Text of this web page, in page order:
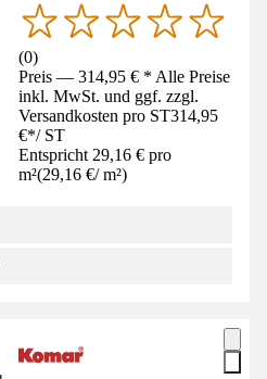
(0)
Preis — 314,95 € * Alle Preise
inkl. MwSt. und ggf. zzgl.
Versandkosten pro ST314,95
€*/ ST
Entspricht 29,16 € pro
m²(29,16 €/ m²)